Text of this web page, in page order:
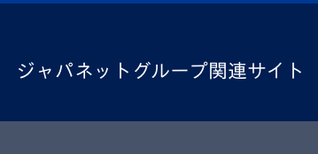
ジャパネットグループ関連サイト